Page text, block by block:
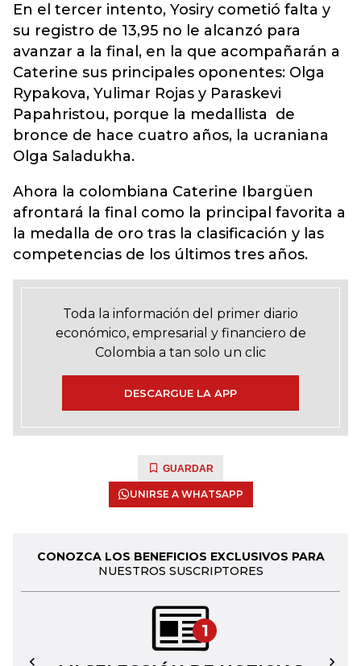
En el tercer intento, Yosiry cometió falta y
su registro de 13,95 no le alcanzó para
avanzar a la final, en la que acompañarán a
Caterine sus principales oponentes: Olga
Rypakova, Yulimar Rojas y Paraskevi
Papahristou, porque la medallista de
bronce de hace cuatro años, la ucraniana
Olga Saladukha.
Ahora la colombiana Caterine Ibargüen
afrontará la final como la principal favorita a
la medalla de oro tras la clasificación y las
competencias de los últimos tres años.
Toda la información del primer diario
económico, empresarial y financiero de
Colombia a tan solo un clic
DESCARGUE LA APP
GUARDAR
UNIRSE A WHATSAPP
CONOZCA LOS BENEFICIOS EXCLUSIVOS PARA
NUESTROS SUSCRIPTORES
1